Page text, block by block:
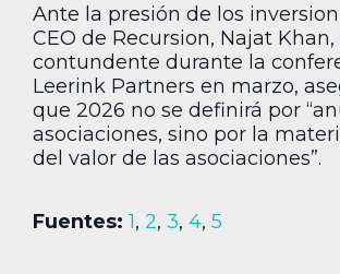
Ante la presión de los
CEO de Recursion, Najat Khan,
contundente durante la
Leerink Partners en marzo,
que 2026 no se definirá por
asociaciones, sino por la
del valor de las asociaciones”.
Fuentes: 1, 2, 3, 4, 5